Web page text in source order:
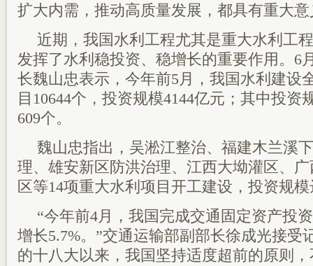
扩大内需，推动高质量发展，都具有重大意
近期，我国水利工程尤其是重大水利工
发挥了水利稳投资、稳增长的重要作用。6
长魏山忠表示，今年前5月，我国水利建设
目10644个，投资规模4144亿元；其中投资
609个。
魏山忠指出，吴淞江整治、福建木兰溪
理、雄安新区防洪治理、江西大坳灌区、
区等14项重大水利项目开工建设，投资规
“今年前4月，我国完成交通固定资产投
增长5.7%。”交通运输部副部长徐成光接受
的十八大以来，我国坚持适度超前的原则